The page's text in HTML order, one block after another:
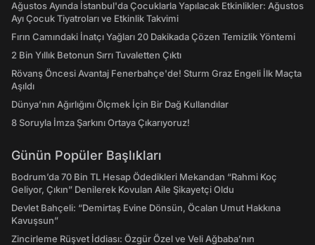
Ağustos Ayında İstanbul'da Çocuklarla Yapılacak Etkinlikler: Ağustos
Ayı Çocuk Tiyatroları ve Etkinlik Takvimi
Fırın Camındaki İnatçı Yağları 20 Dakikada Çözen Temizlik Yöntemi
2 Bin Yıllık Betonun Sırrı Tuvaletten Çıktı
Rövanş Öncesi Avantaj Fenerbahçe'de! Sturm Graz Engeli İlk Maçta
Aşıldı
Dünya’nın Ağırlığını Ölçmek İçin Bir Dağ Kullandılar
8 Soruyla İmza Şarkını Ortaya Çıkarıyoruz!
Günün Popüler Başlıkları
Bodrum’da 70 Bin TL Hesap Ödedikleri Mekandan “Rahmi Koç
Geliyor, Çıkın” Denilerek Kovulan Aile Şikayetçi Oldu
Devlet Bahçeli: “Demirtaş Evine Dönsün, Öcalan Umut Hakkına
Kavuşsun”
Zincirleme Rüşvet İddiası: Özgür Özel ve Veli Ağbaba’nın